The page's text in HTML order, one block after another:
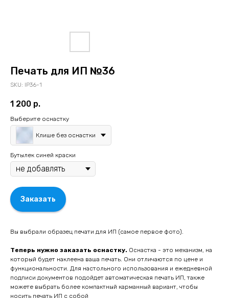
Печать для ИП №36
SKU: IP36-1
1 200 р.
Выберите оснастку
Клише без оснастки
Бутылек синей краски
Заказать
Вы выбрали образец печати для ИП (самое первое фото).
Теперь нужно заказать оснастку. Оснастка - это механизм, на
который будет наклеена ваша печать. Они отличаются по цене и
функциональности. Для настольного использования и ежедневной
подписи документов подойдет автоматическая печать ИП, также
можете выбрать более компактный карманный вариант, чтобы
носить печать ИП с собой